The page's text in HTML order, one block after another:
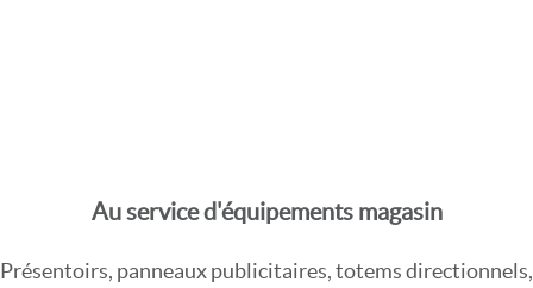
Au service d'équipements magasin
Présentoirs, panneaux publicitaires, totems directionnels,